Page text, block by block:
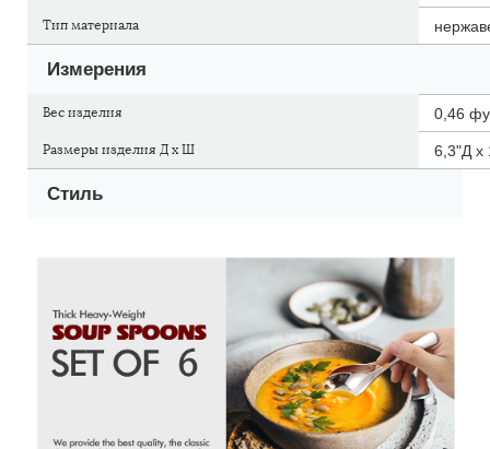
Тип материала
Измерения
Вес изделия 0,46
Размеры изделия Д х Ш 6,3"Д х
Стиль